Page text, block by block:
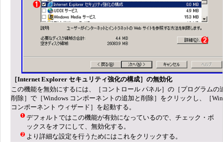
［Internet Explorer セキュリティ強化の構成］の無効化
この機能を無効にするには、［コントロール パネル］の［プログラムの
削除］で［Windows コンポーネントの追加と削除］をクリックし、［
コンポーネント ウィザード］を起動する。
デフォルトではこの機能が有効になっているので、チェック・ボ
ックスをオフにして、無効化する。
より詳細な設定を行うためにはこれをクリックする。